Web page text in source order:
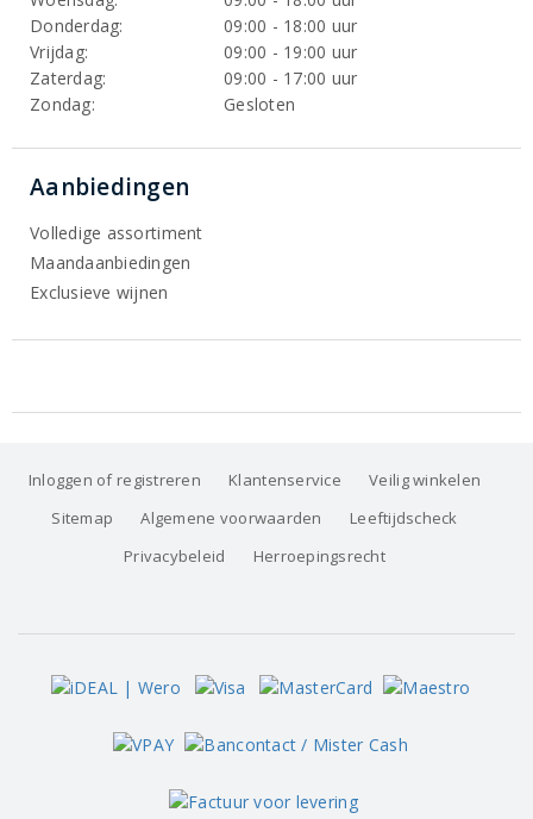
Donderdag:
09:00 - 18:00 uur
Vrijdag:
09:00 - 19:00 uur
Zaterdag:
09:00 - 17:00 uur
Zondag:
Gesloten
Aanbiedingen
Volledige assortiment
Maandaanbiedingen
Exclusieve wijnen
Inloggen of registreren Klantenservice
Veilig winkelen
Sitemap
Algemene voorwaarden
Leeftijdscheck
Privacybeleid
Herroepingsrecht